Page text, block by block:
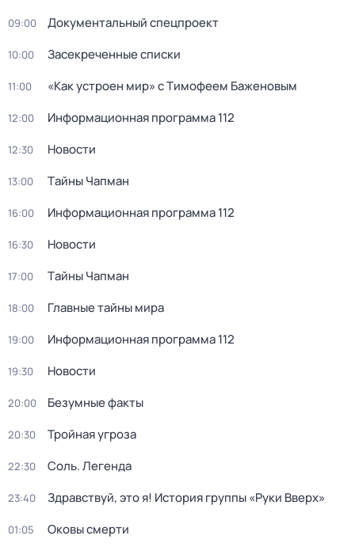
09:00 Документальный спецпроект
10:00 Заcекрeченные списки
11:00 «Как устроен мир» с Тимофеем Баженовым
12:00 Информационная программа 112
12:30 Новости
13:00 Тaйны Чапман
16:00 Информационная программа 112
16:30 Новости
17:00 Тaйны Чапман
18:00 Главные тайны мира
19:00 Информационная программа 112
19:30 Новости
20:00 Безумные факты
20:30 Тройная угроза
22:30 Соль. Легенда
23:40 Здравствуй, это я! История группы «Руки Вверх»
01:05 Оковы смерти